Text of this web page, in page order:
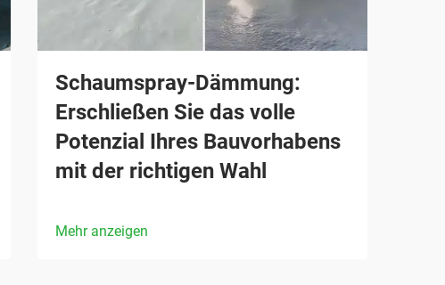
Schaumspray-Dämmung:
Erschließen Sie das volle
Potenzial Ihres Bauvorhabens
mit der richtigen Wahl
Mehr anzeigen